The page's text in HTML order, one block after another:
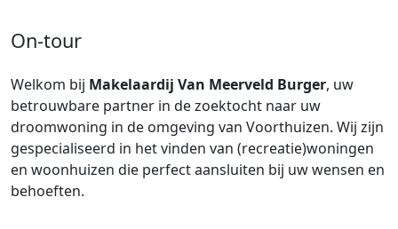
On-tour
Welkom bij Makelaardij Van Meerveld Burger, uw
betrouwbare partner in de zoektocht naar uw
droomwoning in de omgeving van Voorthuizen. Wij zijn
gespecialiseerd in het vinden van (recreatie)woningen
en woonhuizen die perfect aansluiten bij uw wensen en
behoeften.